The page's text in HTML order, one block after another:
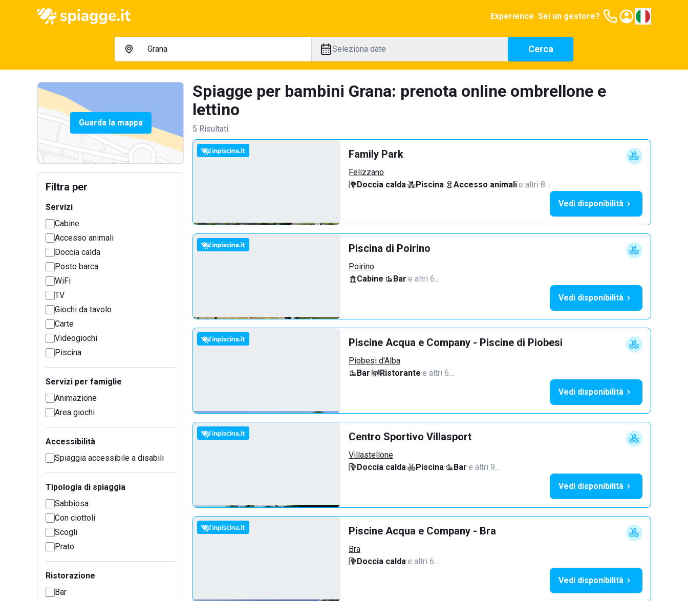
Experience Sei un gestore?
Seleziona date Cerca
Guarda la mappa
Filtra per
Servizi
Cabine
Accesso animali
Doccia calda
Posto barca
WiFi
TV
Giochi da tavolo
Carte
Videogiochi
Piscina
Servizi per famiglie
Animazione
Area giochi
Accessibilità
Spiaggia accessibile a disabili
Tipologia di spiaggia
Sabbiosa
Con ciottoli
Scogli
Prato
Ristorazione
Bar
Spiagge per bambini Grana: prenota online ombrellone e
lettino
5 Risultati
Family Park
Felizzano
Doccia calda· Piscina· Accesso animali·e altri 8…
Vedi disponibilità
Piscina di Poirino
Poirino
Cabine· Bar·e altri 6…
Vedi disponibilità
Piscine Acqua e Company - Piscine di Piobesi
Piobesi d'Alba
Bar· Ristorante·e altri 6…
Vedi disponibilità
Centro Sportivo Villasport
Villastellone
Doccia calda· Piscina· Bar·e altri 9…
Vedi disponibilità
Piscine Acqua e Company - Bra
Bra
Doccia calda·e altri 6…
Vedi disponibilità